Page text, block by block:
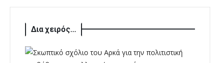
Δια χειρός...